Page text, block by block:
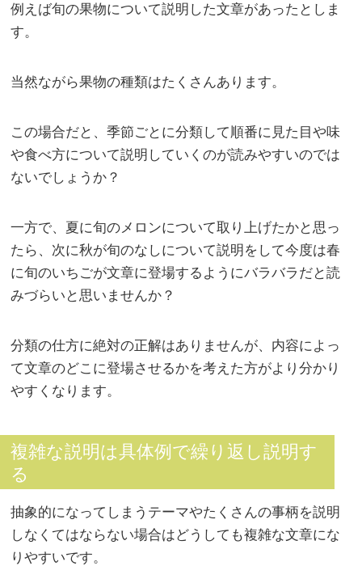
例えば旬の果物について説明した文章があったとしま
す。
当然ながら果物の種類はたくさんあります。
この場合だと、季節ごとに分類して順番に見た目や味
や食べ方について説明していくのが読みやすいのでは
ないでしょうか？
一方で、夏に旬のメロンについて取り上げたかと思っ
たら、次に秋が旬のなしについて説明をして今度は春
に旬のいちごが文章に登場するようにバラバラだと読
みづらいと思いませんか？
分類の仕方に絶対の正解はありませんが、内容によっ
て文章のどこに登場させるかを考えた方がより分かり
やすくなります。
複雑な説明は具体例で繰り返し説明す
る
抽象的になってしまうテーマやたくさんの事柄を説明
しなくてはならない場合はどうしても複雑な文章にな
りやすいです。